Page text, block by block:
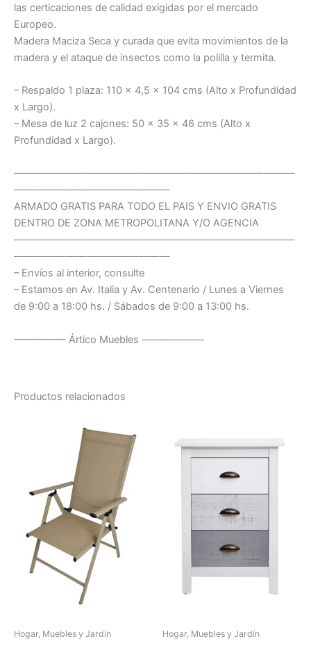
las certicaciones de calidad exigidas por el mercado
Europeo.
Madera Maciza Seca y curada que evita movimientos de la
madera y el ataque de insectos como la polilla y termita.
– Respaldo 1 plaza: 110 x 4,5 x 104 cms (Alto x Profundidad
x Largo).
– Mesa de luz 2 cajones: 50 x 35 x 46 cms (Alto x
Profundidad x Largo).
———————————————————————————
———————————————
ARMADO GRATIS PARA TODO EL PAIS Y ENVIO GRATIS
DENTRO DE ZONA METROPOLITANA Y/O AGENCIA
———————————————————————————
———————————————
– Envíos al interior, consulte
– Estamos en Av. Italia y Av. Centenario / Lunes a Viernes
de 9:00 a 18:00 hs. / Sábados de 9:00 a 13:00 hs.
————— Ártico Muebles ——————
Productos relacionados
Hogar, Muebles y Jardín Hogar, Muebles y Jardín